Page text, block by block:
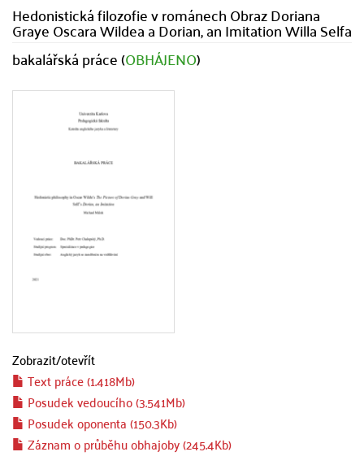
Hedonistická filozofie v románech Obraz Doriana
Graye Oscara Wildea a Dorian, an Imitation Willa Selfa
bakalářská práce (OBHÁJENO)
Zobrazit/otevřít
Text práce (1.418Mb)
Posudek vedoucího (3.541Mb)
Posudek oponenta (150.3Kb)
Záznam o průběhu obhajoby (245.4Kb)